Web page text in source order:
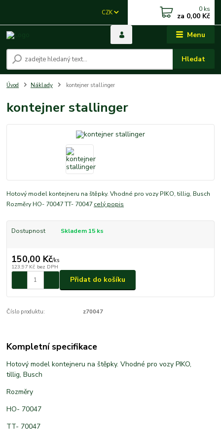
Menu
CZK
Hledat
0 ks
za 0,00 Kč
Úvod Náklady kontejner stallinger
kontejner stallinger
Hotový model kontejneru na štěpky. Vhodné pro vozy PIKO, tillig, Busch
Rozměry HO- 70047 TT- 70047 celý popis
Dostupnost Skladem 15 ks
150,00 Kč/ks
123,97 Kč bez DPH
Přidat do košíku
Číslo produktu: z70047
Kompletní specifikace
Hotový model kontejneru na štěpky. Vhodné pro vozy PIKO,
tillig, Busch
Rozměry
HO- 70047
TT- 70047